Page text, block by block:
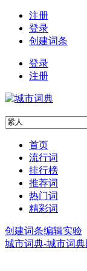
注册
登录
创建词条
登录
注册
首页
流行词
排行榜
推荐词
热门词
精彩词
创建词条编辑实验
城市词典-城市词